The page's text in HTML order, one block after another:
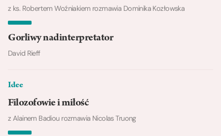
z ks. Robertem Woźniakiem rozmawia Dominika Kozłowska
Gorliwy nadinterpretator
David Rieff
Idee
Filozofowie i miłość
z Alainem Badiou rozmawia Nicolas Truong